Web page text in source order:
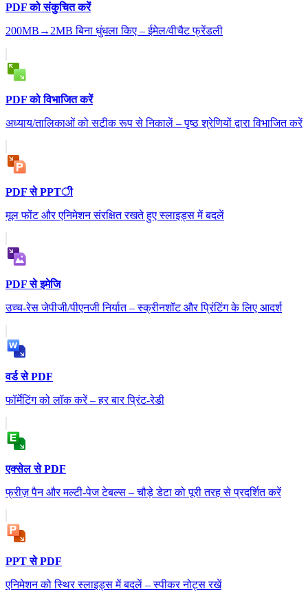
PDF को संकुचित करें
200MB→2MB बिना धुंधला किए – ईमेल/वीचैट फ्रेंडली
PDF को विभाजित करें
अध्याय/तालिकाओं को सटीक रूप से निकालें – पृष्ठ श्रेणियों द्वारा विभाजित करें
PDF से PPTी
मूल फोंट और एनिमेशन संरक्षित रखते हुए स्लाइड्स में बदलें
PDF से इमेजि
उच्च-रेस जेपीजी/पीएनजी निर्यात – स्क्रीनशॉट और प्रिंटिंग के लिए आदर्श
वर्ड से PDF
फॉर्मेटिंग को लॉक करें – हर बार प्रिंट-रेडी
एक्सेल से PDF
फ्रीज़ पैन और मल्टी-पेज टेबल्स – चौड़े डेटा को पूरी तरह से प्रदर्शित करें
PPT से PDF
एनिमेशन को स्थिर स्लाइड्स में बदलें – स्पीकर नोट्स रखें